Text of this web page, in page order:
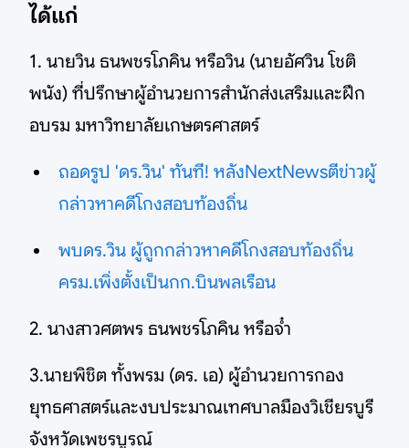
ได้แก่
1. นายวิน ธนพชรโภคิน หรือวิน (นายอัศวิน โชติ
พนัง) ที่ปรึกษาผู้อำนวยการสำนักส่งเสริมและฝึก
อบรม มหาวิทยาลัยเกษตรศาสตร์
ถอดรูป 'ดร.วิน' ทันที! หลังNextNewsตีข่าวผู้
กล่าวหาคดีโกงสอบท้องถิ่น
พบดร.วิน ผู้ถูกกล่าวหาคดีโกงสอบท้องถิ่น
ครม.เพิ่งตั้งเป็นกก.บินพลเรือน
2. นางสาวศตพร ธนพชรโภคิน หรือจ๋ำ
3.นายพิชิต ทั้งพรม (ดร. เอ) ผู้อำนวยการกอง
ยุทธศาสตร์และงบประมาณเทศบาลมืองวิเชียรบูรี
จังหวัดเพชรบูรณ์